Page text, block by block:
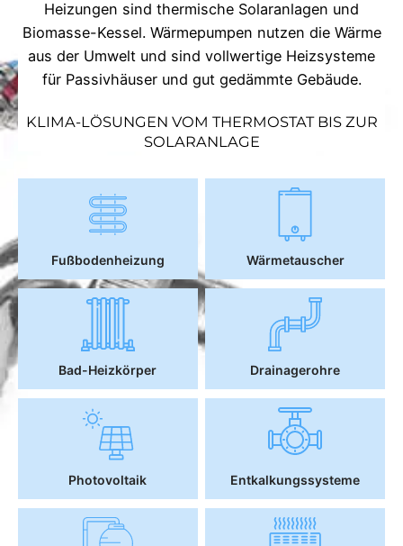
Heizungen sind thermische Solaranlagen und
Biomasse-Kessel. Wärmepumpen nutzen die Wärme
aus der Umwelt und sind vollwertige Heizsysteme
für Passivhäuser und gut gedämmte Gebäude.
KLIMA-LÖSUNGEN VOM THERMOSTAT BIS ZUR
SOLARANLAGE
Fußbodenheizung Wärmetauscher
Bad-Heizkörper Drainagerohre
Photovoltaik Entkalkungssysteme